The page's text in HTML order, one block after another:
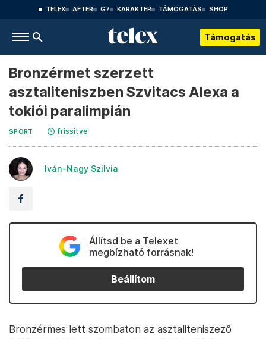
TELEX AFTER G7 KARAKTER TÁMOGATÁS SHOP
Támogatás
Bronzérmet szerzett
asztaliteniszben Szvitacs Alexa a
tokiói paralimpián
SPORT frissítve
Iván-Nagy Szilvia
Állítsd be a Telexet
megbízható forrásnak!
Beállítom
Bronzérmes lett szombaton az asztaliteniszező